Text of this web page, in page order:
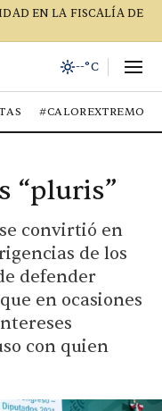
EN LA FISCALÍA DE
--°C
#CALOREXTREMO
“pluris”
convirtió en
de los
defender
en ocasiones
con quien